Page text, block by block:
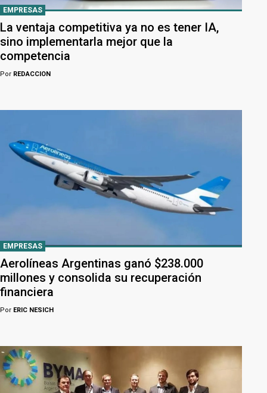
EMPRESAS
La ventaja competitiva ya no es tener IA,
sino implementarla mejor que la
competencia
Por REDACCION
EMPRESAS
Aerolíneas Argentinas ganó $238.000
millones y consolida su recuperación
financiera
Por ERIC NESICH